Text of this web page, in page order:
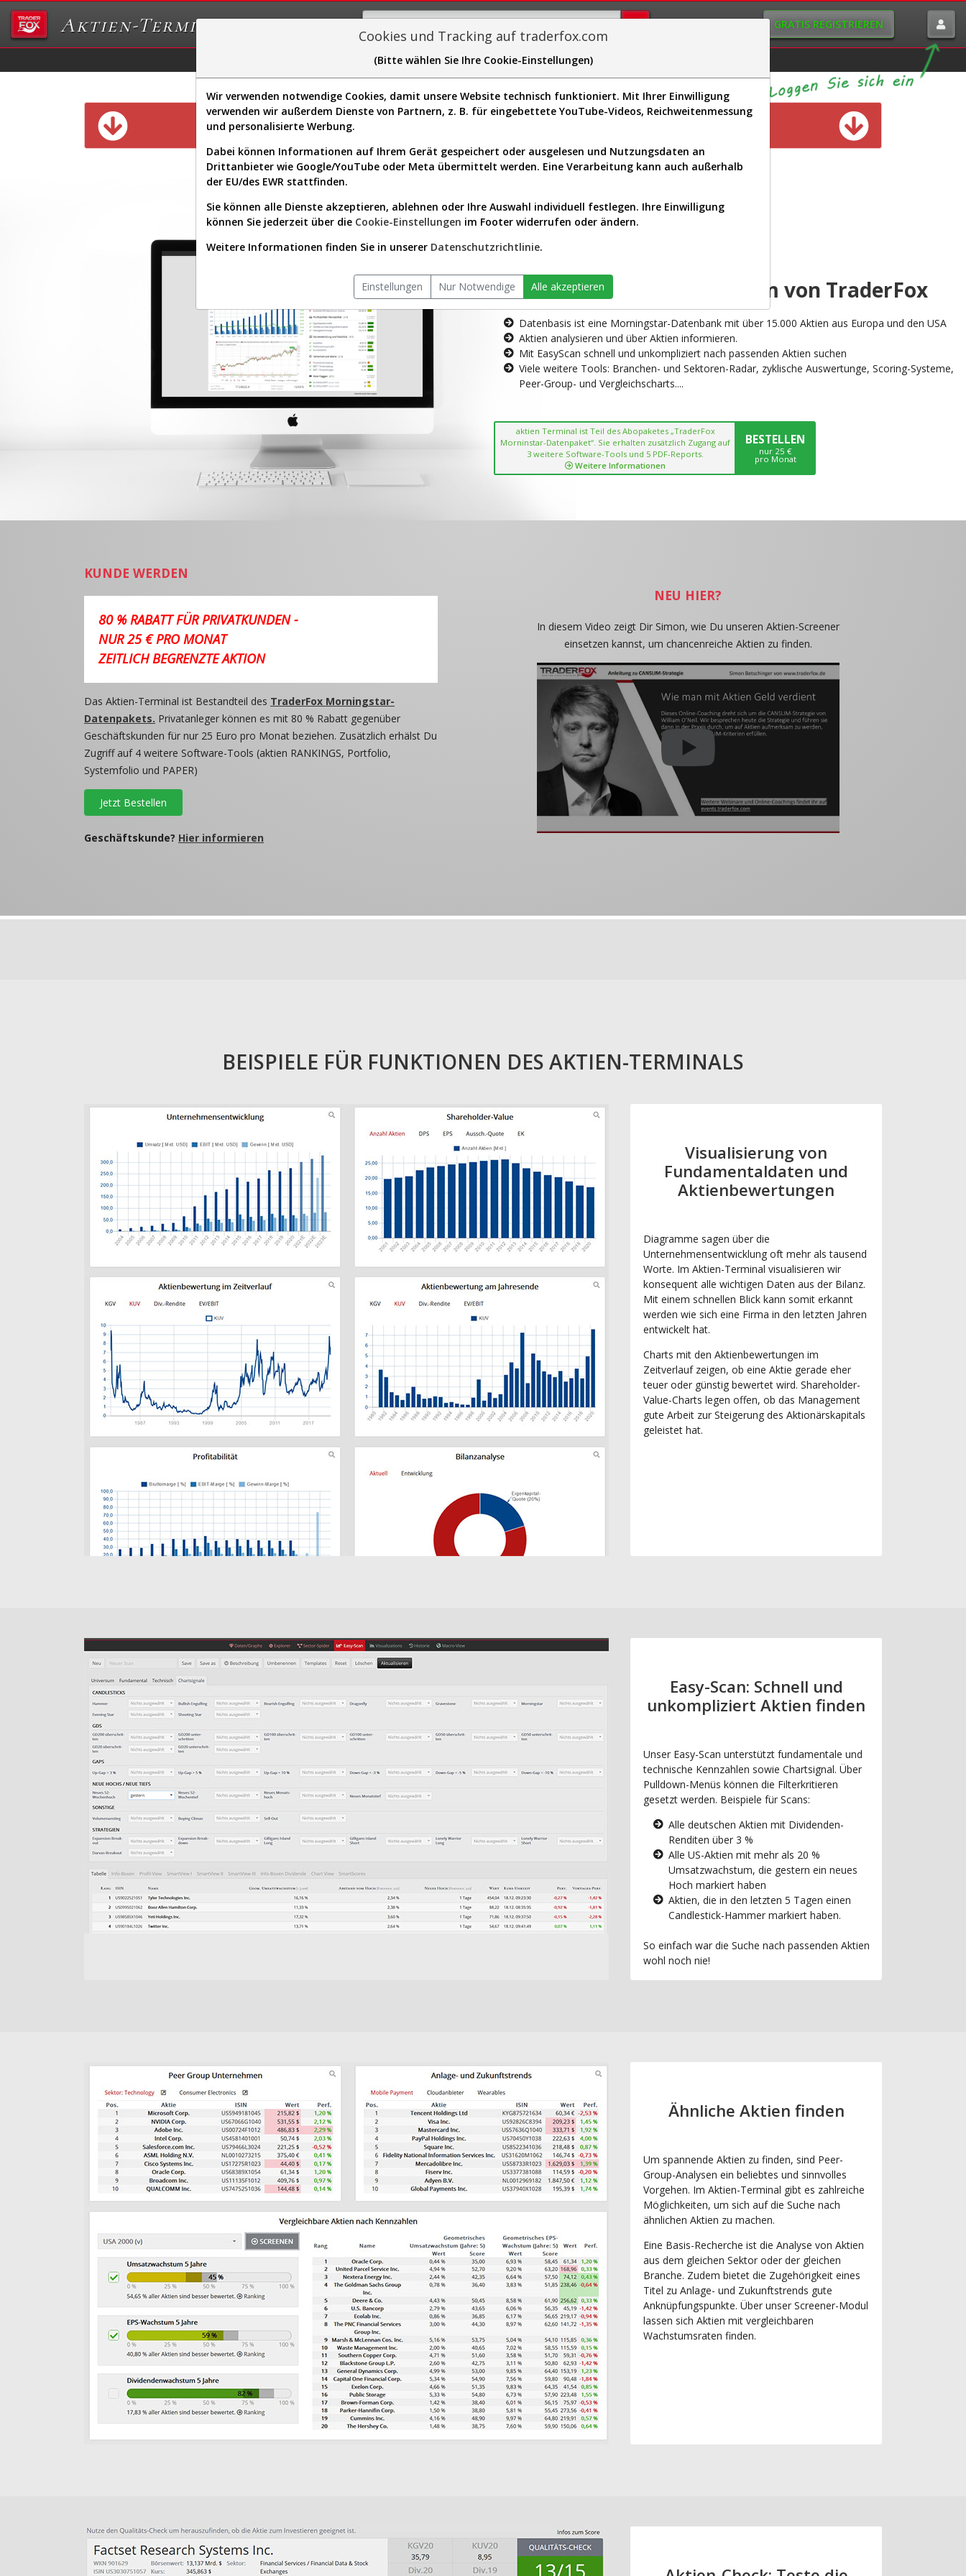
Aktien-Terminal GRATIS REGISTRIEREN
Sector-Spider Easy-Scan Visualizations
Diese Funktion ist nur für Premium-Kunden verfügbar
AKTIEN-TERMINAL
Die Aktienanalyse-Plattform von TraderFox
Datenbasis ist eine Morningstar-Datenbank mit über 15.000 Aktien aus Europa und den USA
Aktien analysieren und über Aktien informieren.
Mit EasyScan schnell und unkompliziert nach passenden Aktien suchen
Viele weitere Tools: Branchen- und Sektoren-Radar, zyklische Auswertunge, Scoring-Systeme,
Peer-Group- und Vergleichscharts....
aktien Terminal ist Teil des Abopaketes „TraderFox
Morninstar-Datenpaket“. Sie erhalten zusätzlich Zugang auf
3 weitere Software-Tools und 5 PDF-Reports.
Weitere Informationen
BESTELLEN
nur 25 €
pro Monat
KUNDE WERDEN
80 % RABATT FÜR PRIVATKUNDEN -
NUR 25 € PRO MONAT
ZEITLICH BEGRENZTE AKTION
Das Aktien-Terminal ist Bestandteil des TraderFox Morningstar-
Datenpakets. Privatanleger können es mit 80 % Rabatt gegenüber
Geschäftskunden für nur 25 Euro pro Monat beziehen. Zusätzlich erhälst Du
Zugriff auf 4 weitere Software-Tools (aktien RANKINGS, Portfolio,
Systemfolio und PAPER)
Jetzt Bestellen
Geschäftskunde? Hier informieren
NEU HIER?
In diesem Video zeigt Dir Simon, wie Du unseren Aktien-Screener
einsetzen kannst, um chancenreiche Aktien zu finden.
BEISPIELE FÜR FUNKTIONEN DES AKTIEN-TERMINALS
Visualisierung von
Fundamentaldaten und
Aktienbewertungen
Diagramme sagen über die
Unternehmensentwicklung oft mehr als tausend
Worte. Im Aktien-Terminal visualisieren wir
konsequent alle wichtigen Daten aus der Bilanz.
Mit einem schnellen Blick kann somit erkannt
werden wie sich eine Firma in den letzten Jahren
entwickelt hat.
Charts mit den Aktienbewertungen im
Zeitverlauf zeigen, ob eine Aktie gerade eher
teuer oder günstig bewertet wird. Shareholder-
Value-Charts legen offen, ob das Management
gute Arbeit zur Steigerung des Aktionärskapitals
geleistet hat.
Easy-Scan: Schnell und
unkompliziert Aktien finden
Unser Easy-Scan unterstützt fundamentale und
technische Kennzahlen sowie Chartsignal. Über
Pulldown-Menüs können die Filterkritieren
gesetzt werden. Beispiele für Scans:
Alle deutschen Aktien mit Dividenden-
Renditen über 3 %
Alle US-Aktien mit mehr als 20 %
Umsatzwachstum, die gestern ein neues
Hoch markiert haben
Aktien, die in den letzten 5 Tagen einen
Candlestick-Hammer markiert haben.
So einfach war die Suche nach passenden Aktien
wohl noch nie!
Ähnliche Aktien finden
Um spannende Aktien zu finden, sind Peer-
Group-Analysen ein beliebtes und sinnvolles
Vorgehen. Im Aktien-Terminal gibt es zahlreiche
Möglichkeiten, um sich auf die Suche nach
ähnlichen Aktien zu machen.
Eine Basis-Recherche ist die Analyse von Aktien
aus dem gleichen Sektor oder der gleichen
Branche. Zudem bietet die Zugehörigkeit eines
Titel zu Anlage- und Zukunftstrends gute
Anknüpfungspunkte. Über unser Screener-Modul
lassen sich Aktien mit vergleichbaren
Wachstumsraten finden.
Cookies und Tracking auf traderfox.com
(Bitte wählen Sie Ihre Cookie-Einstellungen)
Wir verwenden notwendige Cookies, damit unsere Website technisch funktioniert. Mit Ihrer Einwilligung
verwenden wir außerdem Dienste von Partnern, z. B. für eingebettete YouTube-Videos, Reichweitenmessung
und personalisierte Werbung.
Dabei können Informationen auf Ihrem Gerät gespeichert oder ausgelesen und Nutzungsdaten an
Drittanbieter wie Google/YouTube oder Meta übermittelt werden. Eine Verarbeitung kann auch außerhalb
der EU/des EWR stattfinden.
Sie können alle Dienste akzeptieren, ablehnen oder Ihre Auswahl individuell festlegen. Ihre Einwilligung
können Sie jederzeit über die Cookie-Einstellungen im Footer widerrufen oder ändern.
Weitere Informationen finden Sie in unserer Datenschutzrichtlinie.
Einstellungen Nur Notwendige Alle akzeptieren